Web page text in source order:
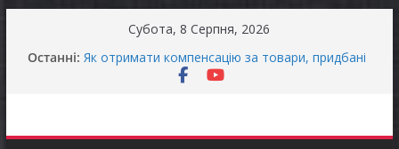
Субота, 8 Серпня, 2026
Останні: громади справжньою літньою спекою
Як отримати компенсацію за товари, придбані
прав людини проводить опитування щодо